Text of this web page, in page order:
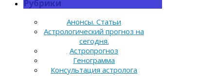
Рубрики
Анонсы. Статьи
Астрологический прогноз на
сегодня.
Астропрогноз
Генограмма
Консультация астролога